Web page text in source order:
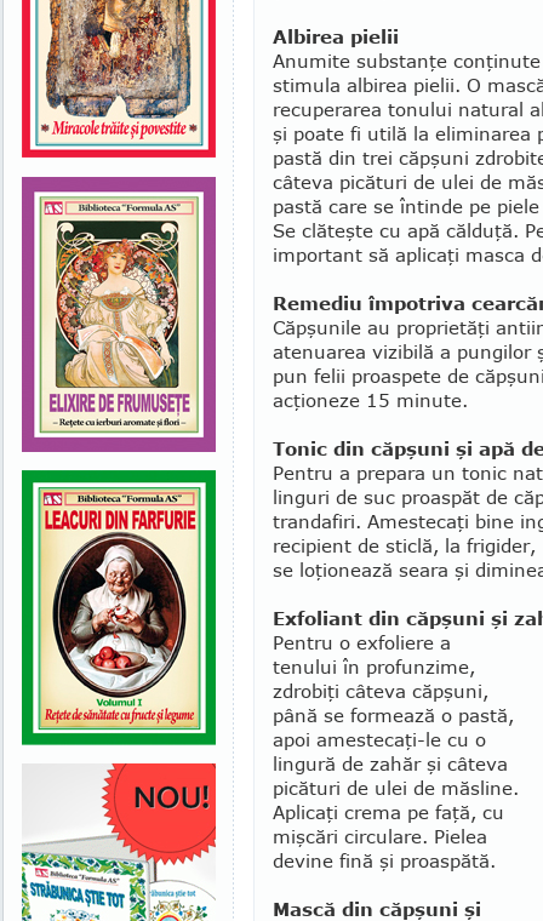
Albirea pielii
Anumite substanţe
sti­mula albirea pielii. O
recuperarea tonu­lui natural
şi poate fi utilă la eli­mi­narea
pastă din trei căpşuni
câteva picături de ulei de
pastă care se întinde pe
Se clă­teşte cu apă călduţă.
important să aplicaţi masca
Remediu împotriva
Căpşunile au proprietăţi
atenuarea vizibilă a pungilor
pun felii proas­pete de
acţioneze 15 minute.
Tonic din căpşuni şi apă
Pentru a prepara un tonic
linguri de suc proaspăt de
trandafiri. Amestecaţi bine
recipient de sticlă, la
se loţionează sea­ra şi
Exfoliant din căpşuni şi
Pentru o exfoliere a
tenului în pro­funzime,
zdrobiţi câteva căpşuni,
până se formează o pastă,
apoi ames­tecaţi-le cu o
lingură de za­hăr şi câte­va
picături de ulei de măs­line.
Apli­caţi crema pe faţă, cu
mişcări circu­lare. Pielea
devine fină şi proas­pătă.
Mască din căpşuni şi